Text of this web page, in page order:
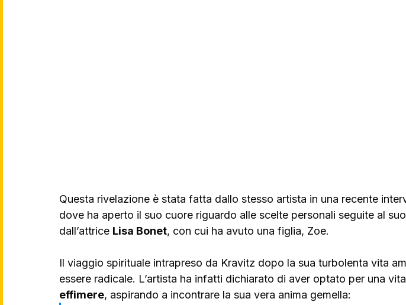
Questa rivelazione è stata fatta dallo stesso artista in una recente
dove ha aperto il suo cuore riguardo alle scelte personali seguite al
dall’attrice Lisa Bonet, con cui ha avuto una figlia, Zoe.
Il viaggio spirituale intrapreso da Kravitz dopo la sua turbolenta vita
essere radicale. L’artista ha infatti dichiarato di aver optato per una vita
effimere, aspirando a incontrare la sua vera anima gemella: